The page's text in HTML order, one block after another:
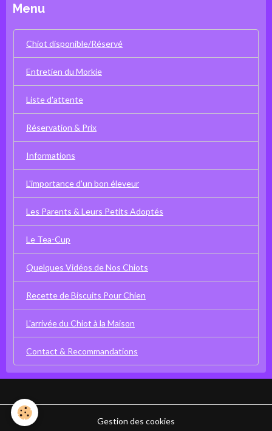
Menu
Chiot disponible/Réservé
Entretien du Morkie
Liste d'attente
Réservation & Prix
Informations
L'importance d'un bon éleveur
Les Parents & Leurs Petits Adoptés
Le Tea-Cup
Quelques Vidéos de Nos Chiots
Recette de Biscuits Pour Chien
L'arrivée du Chiot à la Maison
Contact & Recommandations
Gestion des cookies